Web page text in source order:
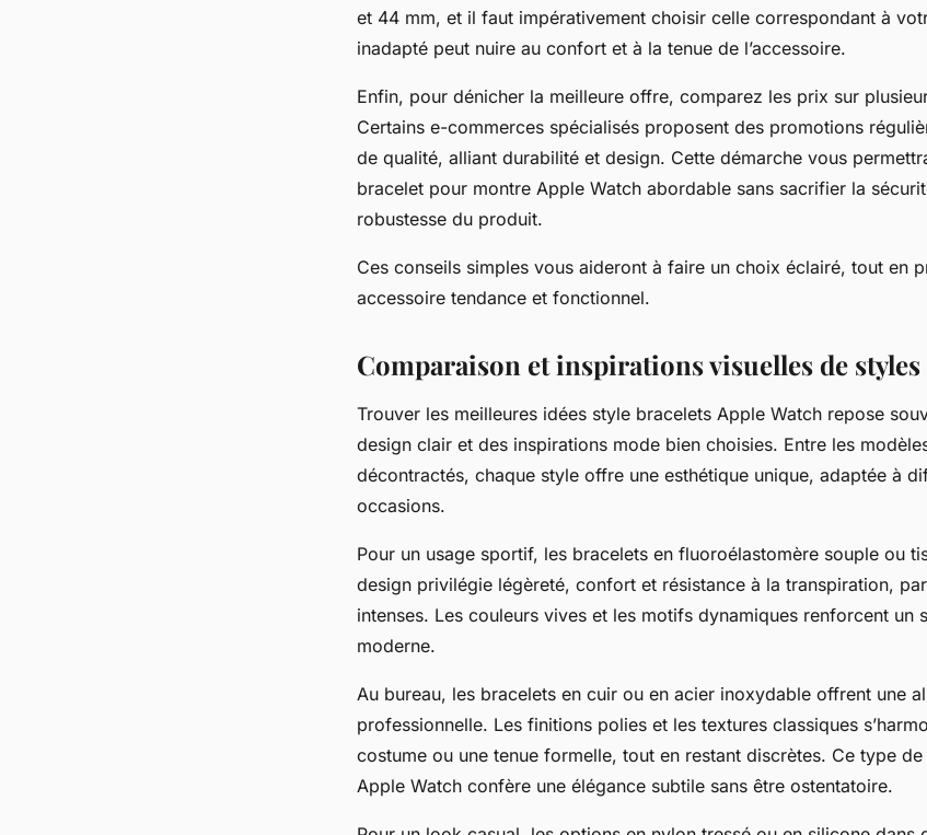
et 44 mm, et il faut impérativement choisir celle correspondant à
inadapté peut nuire au confort et à la tenue de l’accessoire.
Enfin, pour dénicher la meilleure offre, comparez les prix sur
Certains e-commerces spécialisés proposent des promotions
de qualité, alliant durabilité et design. Cette démarche vous
bracelet pour montre Apple Watch abordable sans sacrifier la
robustesse du produit.
Ces conseils simples vous aideront à faire un choix éclairé, tout en
accessoire tendance et fonctionnel.
Comparaison et inspirations visuelles de styles
Trouver les meilleures idées style bracelets Apple Watch repose
design clair et des inspirations mode bien choisies. Entre les
décontractés, chaque style offre une esthétique unique, adaptée à
occasions.
Pour un usage sportif, les bracelets en fluoroélastomère souple ou
design privilégie légèreté, confort et résistance à la transpiration,
intenses. Les couleurs vives et les motifs dynamiques renforcent un
moderne.
Au bureau, les bracelets en cuir ou en acier inoxydable offrent une
professionnelle. Les finitions polies et les textures classiques
costume ou une tenue formelle, tout en restant discrètes. Ce type
Apple Watch confère une élégance subtile sans être ostentatoire.